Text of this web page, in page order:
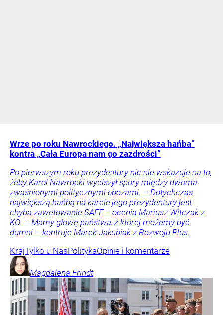
Wrze po roku Nawrockiego. „Największa hańba”
kontra „Cała Europa nam go zazdrości”
Po pierwszym roku prezydentury nic nie wskazuje na to,
żeby Karol Nawrocki wyciszył spory między dwoma
zwaśnionymi politycznymi obozami. – Dotychczas
największą hańbą na karcie jego prezydentury jest
chyba zawetowanie SAFE – ocenia Mariusz Witczak z
KO. – Mamy głowę państwa, z której możemy być
dumni – kontruje Marek Jakubiak z Rozwoju Plus.
KrajTylko u NasPolitykaOpinie i komentarze
Magdalena Frindt